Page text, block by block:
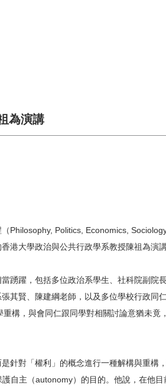
為演講
Philosophy, Politics, Economics,
港大學政治與公共行政學系教授陳祖為演講
踴躍，包括多位政治系學生、社科院副院
其賢、陳建綱老師，以及多位學校行政同
構，與會同仁跟同學對相關討論意猶未
針對「權利」的概念進行一種解構與重
自主（autonomy）的目的。他說，在他